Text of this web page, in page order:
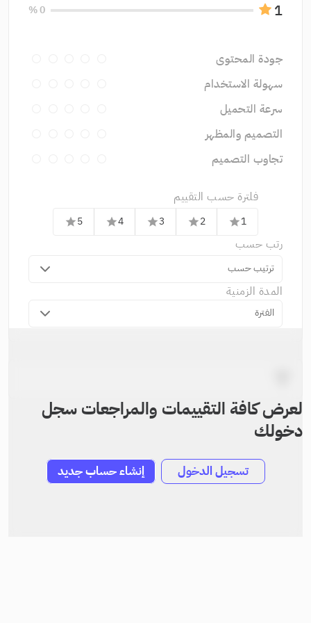
1
0 %
جودة المحتوى
سهولة الاستخدام
سرعة التحميل
التصميم والمظهر
تجاوب التصميم
فلترة حسب التقييم
1
star
2
star
3
star
4
star
5
star
رتب حسب
ترتيب حسب
المدة الزمنية
الفترة
لعرض كافة التقييمات والمراجعات سجل
دخولك
تسجيل الدخول إنشاء حساب جديد